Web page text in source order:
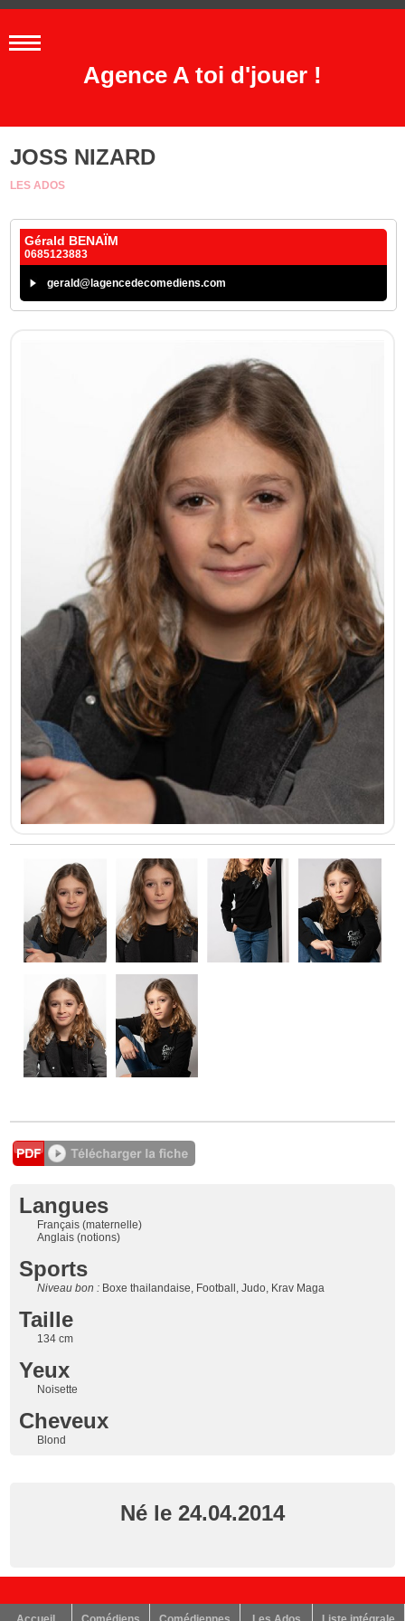
Agence A toi d'jouer !
JOSS NIZARD
LES ADOS
Gérald BENAÏM
0685123883
gerald@lagencedecomediens.com
Langues
Français (maternelle)
Anglais (notions)
Sports
Niveau bon : Boxe thailandaise, Football, Judo, Krav Maga
Taille
134 cm
Yeux
Noisette
Cheveux
Blond
Né le 24.04.2014